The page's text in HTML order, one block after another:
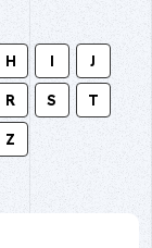
H I J
R S T
Z